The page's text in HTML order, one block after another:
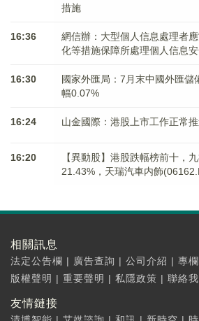
措施
16:36
網信辦：大型個人信息處理者
化等措施保障所處理個人信息
16:30
國家外匯局：7月末中國外匯儲
幅0.07%
16:24 山金國際：港股上市工作正常
16:20
【異動股】港股跌幅榜前十，
21.43%，天瑞汽車内飾
相關訊息
法定公告欄 | 廣告查詢 | 公司介紹 | 專
版權聲明 | 重要聲明 | 私隱政策 | 聯絡
友情鏈接